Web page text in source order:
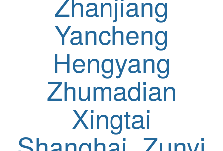
Yancheng
Hengyang
Zhumadian
Xingtai